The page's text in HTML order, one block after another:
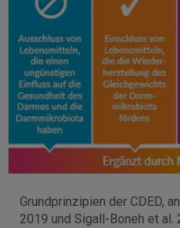
Grundprinzipien der CDED,
2019 und Sigall-Boneh et al.